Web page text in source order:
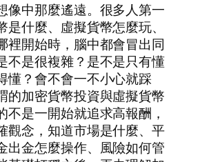
像中那麼遙遠。很多人第一
是什麼、虛擬貨幣怎麼玩、
裡開始時，腦中都會冒出同
不是很複雜？是不是只有懂
懂？會不會一不小心就踩
的加密貨幣投資與虛擬貨幣
不是一開始就追求高報酬，
觀念，知道市場是什麼、平
出金怎麼操作、風險如何管